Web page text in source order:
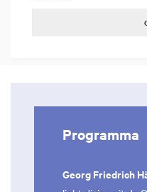
Programma
Georg Friedrich